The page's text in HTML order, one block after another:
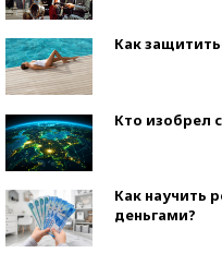
Как
Кто изобрел
Как научить
деньгами?